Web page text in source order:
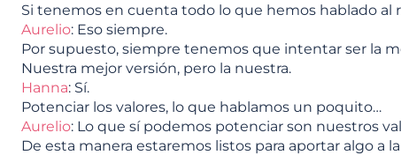
Si tenemos en cuenta todo lo que hemos hablado
Aurelio: Eso siempre.
Por supuesto, siempre tenemos que intentar ser la
Nuestra mejor versión, pero la nuestra.
Hanna: Sí.
Potenciar los valores, lo que hablamos un poquito…
Aurelio: Lo que sí podemos potenciar son nuestros
De esta manera estaremos listos para aportar algo a